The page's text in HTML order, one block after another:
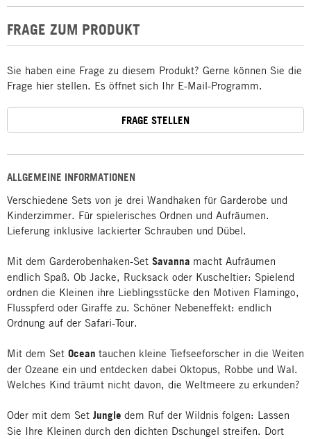
ALLGEMEINE INFORMATIONEN
Verschiedene Sets von je drei Wandhaken für Garderobe und
Kinderzimmer. Für spielerisches Ordnen und Aufräumen.
Lieferung inklusive lackierter Schrauben und Dübel.
Mit dem Garderobenhaken-Set Savanna macht Aufräumen
endlich Spaß. Ob Jacke, Rucksack oder Kuscheltier: Spielend
ordnen die Kleinen ihre Lieblingsstücke den Motiven Flamingo,
Flusspferd oder Giraffe zu. Schöner Nebeneffekt: endlich
Ordnung auf der Safari-Tour.
Mit dem Set Ocean tauchen kleine Tiefseeforscher in die Weiten
der Ozeane ein und entdecken dabei Oktopus, Robbe und Wal.
Welches Kind träumt nicht davon, die Weltmeere zu erkunden?
Oder mit dem Set Jungle dem Ruf der Wildnis folgen: Lassen
Sie Ihre Kleinen durch den dichten Dschungel streifen. Dort
FRAGE ZUM PRODUKT
Sie haben eine Frage zu diesem Produkt? Gerne können Sie die
Frage hier stellen. Es öffnet sich Ihr E-Mail-Programm.
FRAGE STELLEN